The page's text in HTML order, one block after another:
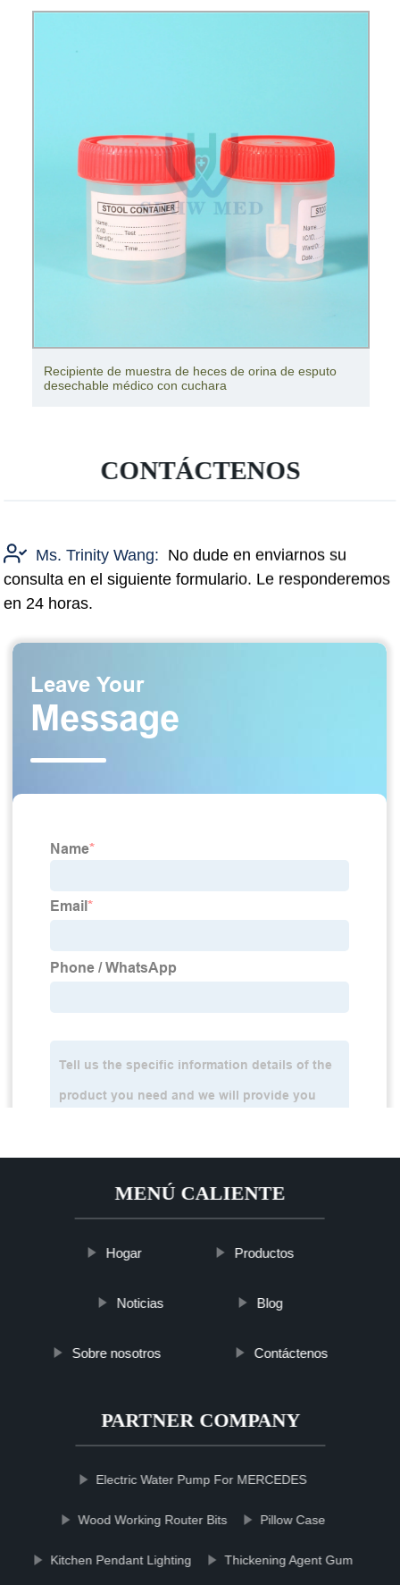
Recipiente de muestra de heces de orina de esputo
desechable médico con cuchara
CONTÁCTENOS
Ms. Trinity Wang: No dude en enviarnos su
consulta en el siguiente formulario. Le responderemos
en 24 horas.
MENÚ CALIENTE
Hogar Productos
Noticias Blog
Sobre nosotros Contáctenos
PARTNER COMPANY
Electric Water Pump For MERCEDES
Wood Working Router Bits Pillow Case
Kitchen Pendant Lighting Thickening Agent Gum